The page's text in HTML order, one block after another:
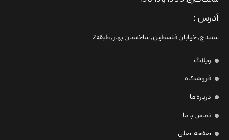
آدرس :
سنندج، خیابان فلسطین،‌ ساختمان بهار، طبقه2
وبلاگ
فروشگاه
درباره ما
تماس با ما
صفحه اصلی